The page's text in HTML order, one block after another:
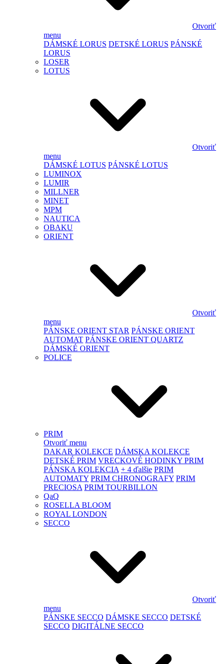
Otvoriť
menu
DÁMSKÉ LORUS DETSKÉ LORUS PÁNSKÉ
LORUS
LOSER
LOTUS
Otvoriť
menu
DÁMSKÉ LOTUS PÁNSKÉ LOTUS
LUMINOX
LUMIR
MILLNER
MINET
MPM
NAUTICA
OBAKU
ORIENT
Otvoriť
menu
PÁNSKE ORIENT STAR PÁNSKE ORIENT
AUTOMAT PÁNSKE ORIENT QUARTZ
DÁMSKÉ ORIENT
POLICE
PRIM
Otvoriť menu
DAKAR KOLEKCE DÁMSKA KOLEKCE
DETSKÉ PRIM VRECKOVÉ HODINKY PRIM
PÁNSKA KOLEKCIA + 4 ďalšie PRIM
AUTOMATY PRIM CHRONOGRAFY PRIM
PRECIOSA PRIM TOURBILLON
QaQ
ROSELLA BLOOM
ROYAL LONDON
SECCO
Otvoriť
menu
PÁNSKE SECCO DÁMSKE SECCO DETSKÉ
SECCO DIGITÁLNE SECCO